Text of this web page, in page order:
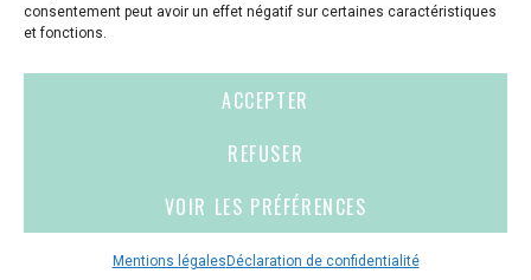
consentement peut avoir un effet négatif sur certaines caractéristiques
et fonctions.
ACCEPTER
REFUSER
VOIR LES PRÉFÉRENCES
Mentions légales Déclaration de confidentialité
01 87 20 30 90
violences-sexuelles-culture@audiens.org
presse
légales